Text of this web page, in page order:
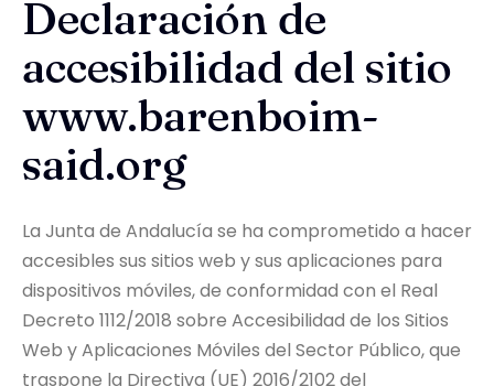
Declaración de
accesibilidad del sitio
www.barenboim-
said.org
La Junta de Andalucía se ha comprometido a hacer
accesibles sus sitios web y sus aplicaciones para
dispositivos móviles, de conformidad con el Real
Decreto 1112/2018 sobre Accesibilidad de los Sitios
Web y Aplicaciones Móviles del Sector Público, que
traspone la Directiva (UE) 2016/2102 del